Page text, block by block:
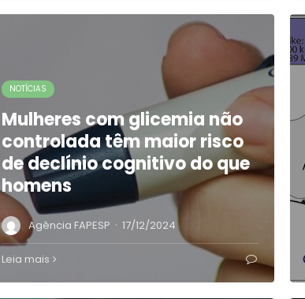
NOTÍCIAS
Mulheres com glicemia não
controlada têm maior risco
de declínio cognitivo do que
homens
Agência FAPESP · 17/12/2024
Leia mais